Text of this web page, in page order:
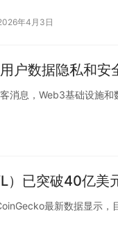
年4月3日
户数据隐私和安
息，Web3基础设施
已突破40亿美
最新数据显示